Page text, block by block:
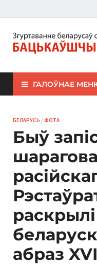
ЗБС
ГАЛОЎНАЕ
БЕЛАРУСЬ /ФОТА
Быў
абраз